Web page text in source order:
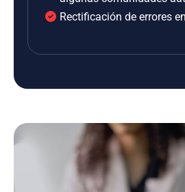
Rectificación de errores